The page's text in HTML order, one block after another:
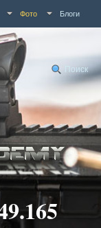
Фото Блоги
Поиск